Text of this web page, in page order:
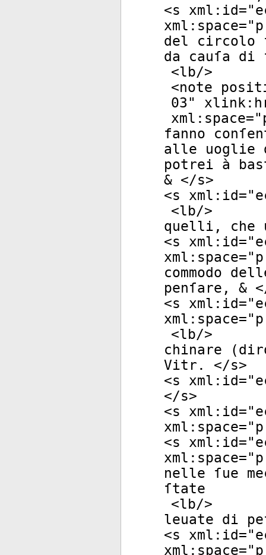
<s xml:id="
xml:space="
del circolo
da cauſa di
<lb/>
<note
03"
xml:space="
fanno
alle uoglie
potrei à
& </s>
<s xml:id="
<lb/>
quelli, che
<s xml:id="
xml:space="
commodo
penſare, &
<s xml:id="
xml:space="
<lb/>
chinare
Vitr. </s>
<s xml:id="
</s>
<s xml:id="
xml:space="
<s xml:id="
xml:space="
nelle ſue
ſtate
<lb/>
leuate di
<s xml:id="
xml:space="